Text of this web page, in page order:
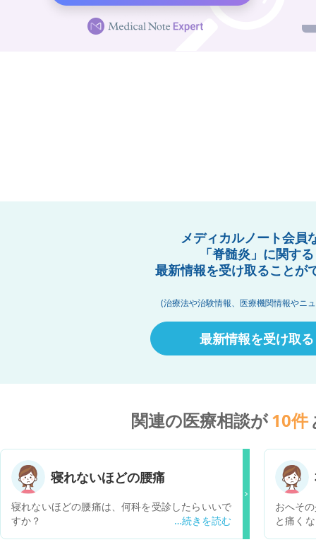
メディカルノート会員
「脊髄炎」に関する
最新情報を受け取ることが
(治療法や治験情報、医療機関情報やニ
最新情報を受け取る
関連の医療相談が10件
寝れないほどの腰痛
寝れないほどの腰痛は、何科を受診したらいいで
すか？
おへそ
と痛く